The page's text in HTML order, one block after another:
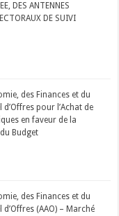
DES ANTENNES
DE SUIVI
des Finances et du
d’Offres pour l’Achat de
en faveur de la
Budget
des Finances et du
d’Offres (AAO) – Marché